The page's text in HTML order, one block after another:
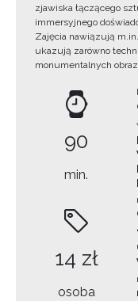
zjawiska łączącego
immersyjnego
Zajęcia nawiązują
ukazują zarówno
monumentalnych
90
min.
14 zł
osoba